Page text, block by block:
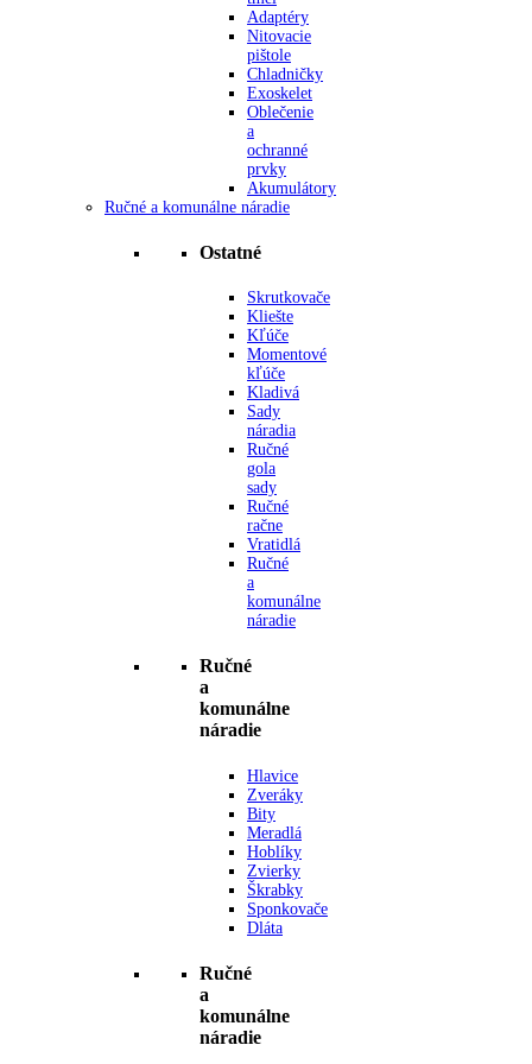
Adaptéry
Nitovacie
pištole
Chladničky
Exoskelet
Oblečenie
a
ochranné
prvky
Akumulátory
Ručné a komunálne náradie
Ostatné
Skrutkovače
Kliešte
Kľúče
Momentové
kľúče
Kladivá
Sady
náradia
Ručné
gola
sady
Ručné
račne
Vratidlá
Ručné
a
komunálne
náradie
Ručné
a
komunálne
náradie
Hlavice
Zveráky
Bity
Meradlá
Hoblíky
Zvierky
Škrabky
Sponkovače
Dláta
Ručné
a
komunálne
náradie